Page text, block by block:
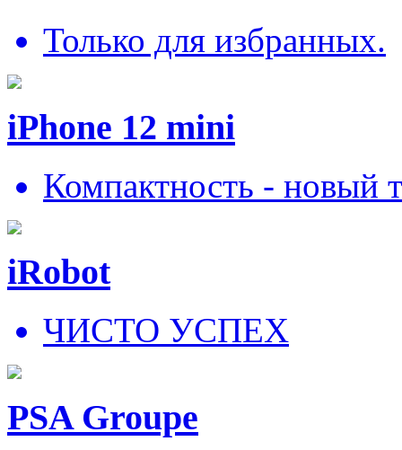
Только для избранных.
iPhone 12 mini
Компактность - новый
iRobot
ЧИСТО УСПЕХ
PSA Groupe